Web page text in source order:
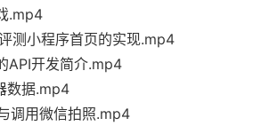
.mp4
测小程序首页的实现.mp4
API开发简介.mp4
数据.mp4
调用微信拍照.mp4